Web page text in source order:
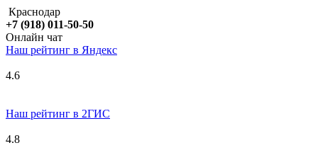
Краснодар
+7 (918) 011-50-50
Онлайн чат
Наш рейтинг в Яндекс
4.6
Наш рейтинг в 2ГИС
4.8